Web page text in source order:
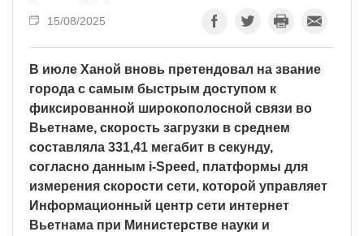
15/08/2025
В июле Ханой вновь претендовал на звание
города с самым быстрым доступом к
фиксированной широкополосной связи во
Вьетнаме, скорость загрузки в среднем
составляла 331,41 мегабит в секунду,
согласно данным i-Speed, платформы для
измерения скорости сети, которой управляет
Информационный центр сети интернет
Вьетнама при Министерстве науки и